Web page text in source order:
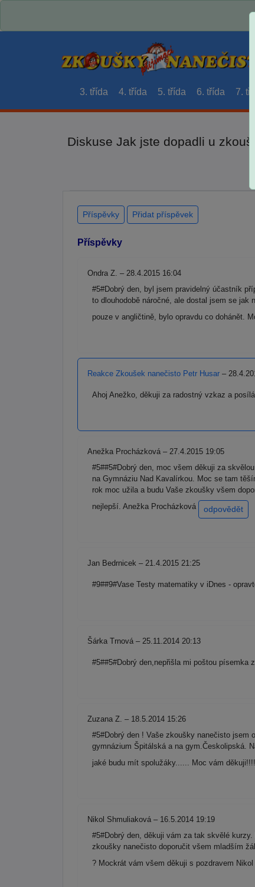
3. třída 4. třída 5. třída 6. třída 7.
Diskuse Jak jste dopadli u
Příspěvky Přidat příspěvek
Příspěvky
Ondra Z. – 28.4.2015 16:04
#5#Dobrý den, byl jsem pravidelný účastník
to dlouhodobě náročné, ale dostal jsem se
pouze v angličtině, bylo opravdu co dohánět.
Reakce Zkoušek nanečisto Petr Husar –
Ahoj Anežko, děkuji za radostný vzkaz a
Anežka Procházková – 27.4.2015 19:05
#5##5#Dobrý den, moc všem děkuji za
na Gymnáziu Nad Kavalírkou. Moc se tam
rok moc užila a budu Vaše zkoušky všem
nejlepší. Anežka Procházková
odpovědět
Jan Bedrnicek – 21.4.2015 21:25
#9##9#Vase Testy matematiky v iDnes -
Šárka Trnová – 25.11.2014 20:13
#5##5#Dobrý den,nepřišla mi poštou písemka
Zuzana Z. – 18.5.2014 15:26
#5#Dobrý den ! Vaše zkoušky nanečisto
gymnázium Špitálská a na gym.Českolipská.
jaké budu mít spolužáky...... Moc vám děkuji!!!!
Nikol Shmuliaková – 16.5.2014 19:19
#5#Dobrý den, děkuji vám za tak skvělé
zkoušky nanečisto doporučit všem mladším
? Mockrát vám všem děkuji s pozdravem